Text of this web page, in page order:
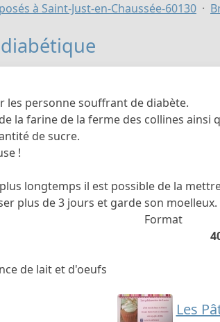
à Saint-Just-en-Chaussée-60130
les personne souffrant de diabète.
la farine de la ferme des collines ainsi
de sucre.
!
longtemps il est possible de la
plus de 3 jours et garde son moelleux.
Format
de lait et d'oeufs
Les